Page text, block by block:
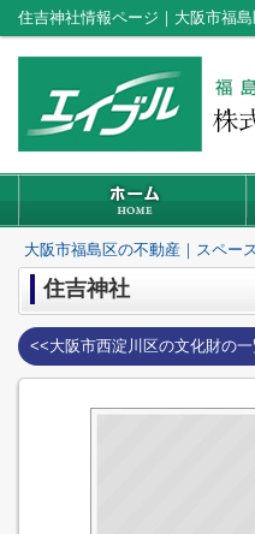
住吉神社情報ページ｜大阪市福
大阪市福島区の不動産｜スペー
住吉神社
<<大阪市西淀川区の文化財の